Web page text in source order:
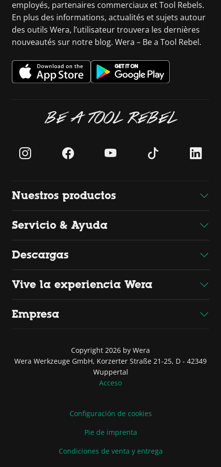
employés, partenaires commerciaux et Tool Rebels.
En plus des informations, actualités et sujets autour
des outils Wera, l’utilisateur trouvera les dernières
nouveautés sur notre blog. Wera – Be a Tool Rebel.
BE A TOOL REBEL
Nuestros productos
Servicio & Ayuda
Descargas
Vive la experiencia Wera
Empresa
Copyright 2026 by Wera
Wera Werkzeuge GmbH, Korzerter Straße 21-25, D - 42349
Wuppertal
Acceso
Configuración de cookies
Pie de imprenta
Condiciones de venta y entrega